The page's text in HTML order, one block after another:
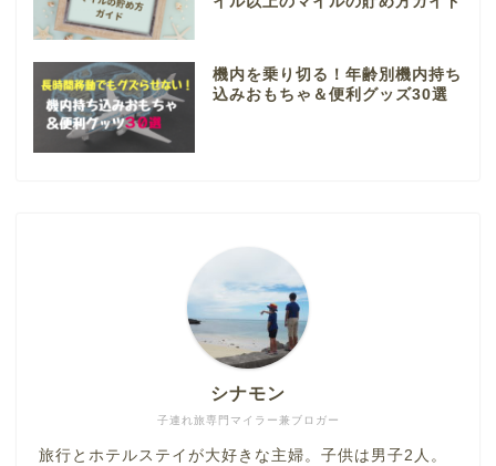
機内を乗り切る！年齢別機内持ち
込みおもちゃ＆便利グッズ30選
子連れ旅専門マイラー兼ブロガー
シナモン
旅行とホテルステイが大好きな主婦。子供は男子2人。